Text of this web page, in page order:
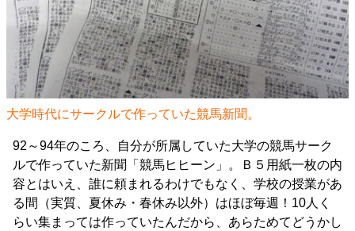
大学時代にサークルで作っていた競馬新聞。
92～94年のころ、自分が所属していた大学の競馬サーク
ルで作っていた新聞「競馬ヒヒーン」。Ｂ５用紙一枚の内
容とはいえ、誰に頼まれるわけでもなく、学校の授業があ
る間（実質、夏休み・春休み以外）はほぼ毎週！10人く
らい集まっては作っていたんだから、あらためてどうかし